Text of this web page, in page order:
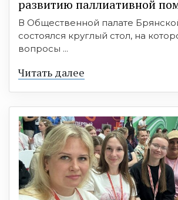
развитию паллиативной
В Общественной палате
состоялся круглый стол, на
вопросы ...
Читать далее